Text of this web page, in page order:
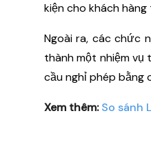
kiện cho khách
Ngoài ra, các chức
thành một nhiệm
cầu nghỉ phép
Xem thêm: So sánh